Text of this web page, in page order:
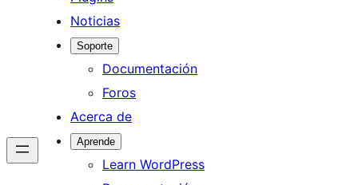
Noticias
Soporte
Documentación
Foros
Acerca de
Aprende
Learn WordPress